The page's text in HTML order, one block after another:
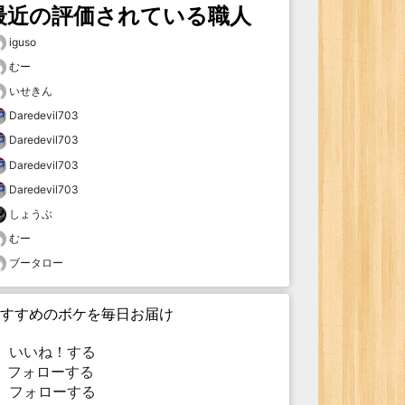
近の評価されている職人
iguso
むー
いせきん
Daredevil703
Daredevil703
Daredevil703
Daredevil703
しょうぶ
むー
ブータロー
すめのボケを毎日お届け
いいね！する
ォローする
フォローする